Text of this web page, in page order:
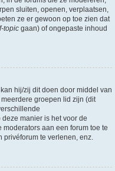
sluiten, openen, verplaatsen,
ze er gewoon op toe zien dat
topic gaan) of ongepaste inhoud
hij/zij dit doen door middel van
groepen lid zijn (dit
manier is het voor de
aan een forum toe te
privéforum te verlenen, enz.